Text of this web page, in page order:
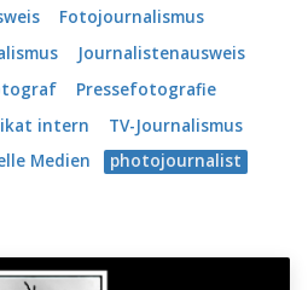
Fotojournalismus
Journalistenausweis
Pressefotografie
intern
TV-Journalismus
Medien photojournalist